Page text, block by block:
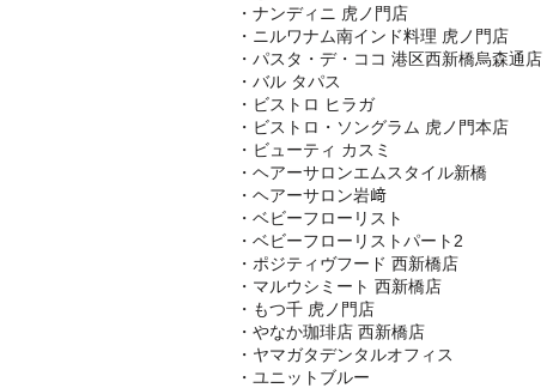
・ナンディニ 虎ノ門店
・ニルワナム南インド料理 虎ノ門店
・パスタ・デ・ココ 港区西新橋烏森通店
・バル タパス
・ビストロ ヒラガ
・ビストロ・ソングラム 虎ノ門本店
・ビューティ カスミ
・ヘアーサロンエムスタイル新橋
・ヘアーサロン岩﨑
・ベビーフローリスト
・ベビーフローリストパート2
・ポジティヴフード 西新橋店
・マルウシミート 西新橋店
・もつ千 虎ノ門店
・やなか珈琲店 西新橋店
・ヤマガタデンタルオフィス
・ユニットブルー